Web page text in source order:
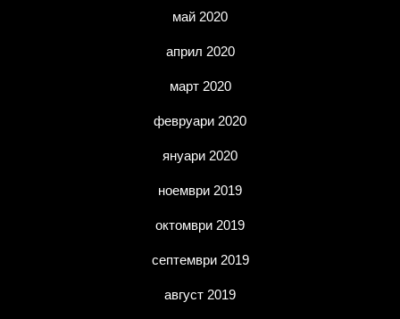
май 2020
април 2020
март 2020
февруари 2020
януари 2020
ноември 2019
октомври 2019
септември 2019
август 2019